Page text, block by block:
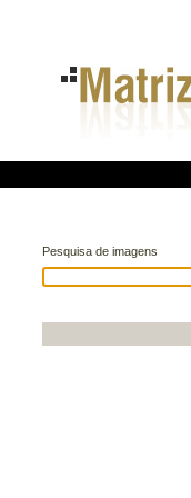
Pesquisa de imagens